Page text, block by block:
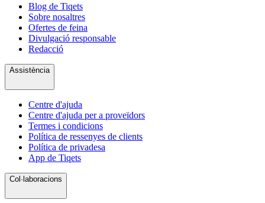
Blog de Tiqets
Sobre nosaltres
Ofertes de feina
Divulgació responsable
Redacció
Assistència
Centre d'ajuda
Centre d'ajuda per a proveïdors
Termes i condicions
Política de ressenyes de clients
Política de privadesa
App de Tiqets
Col·laboracions